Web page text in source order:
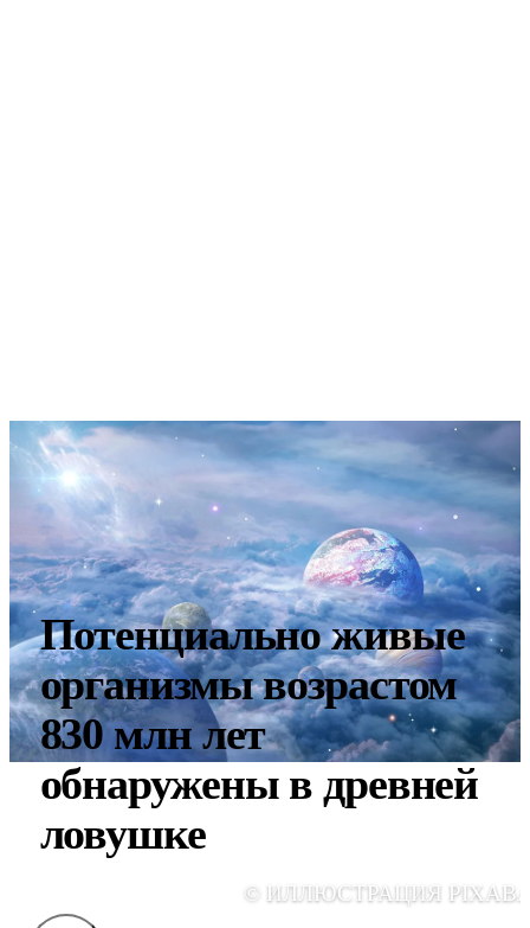
Потенциально живые
организмы возрастом
830 млн лет
обнаружены в древней
ловушке
© ИЛЛЮСТРАЦИЯ